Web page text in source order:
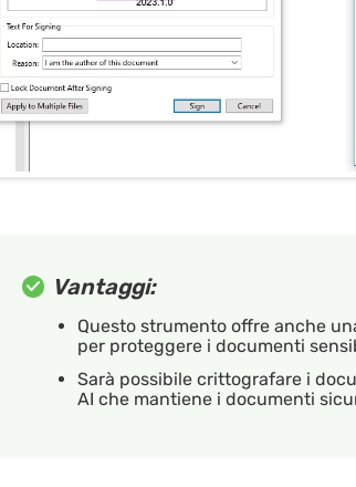
Vantaggi:
Questo strumento offre anche
per proteggere i documenti
Sarà possibile crittografare i
AI che mantiene i documenti